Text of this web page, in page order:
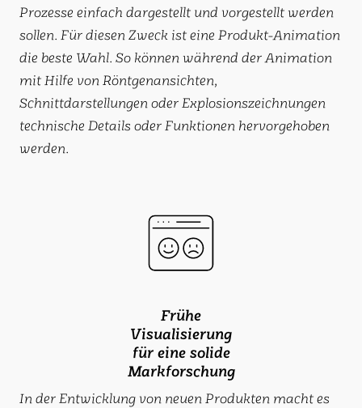
Prozesse einfach dargestellt und vorgestellt werden
sollen. Für diesen Zweck ist eine Produkt-Animation
die beste Wahl. So können während der Animation
mit Hilfe von Röntgenansichten,
Schnittdarstellungen oder Explosionszeichnungen
technische Details oder Funktionen hervorgehoben
werden.
Frühe
Visualisierung
für eine solide
Markforschung
In der Entwicklung von neuen Produkten macht es